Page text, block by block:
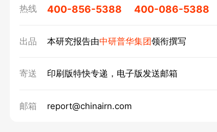
热线 400-856-5388 400-086-5388
出品 本研究报告由中研普华集团领衔撰写
寄送 印刷版特快专递，电子版发送邮箱
邮箱 report@chinairn.com